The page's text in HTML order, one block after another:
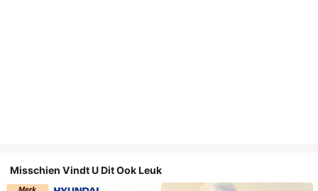
Misschien Vindt U Dit Ook Leuk